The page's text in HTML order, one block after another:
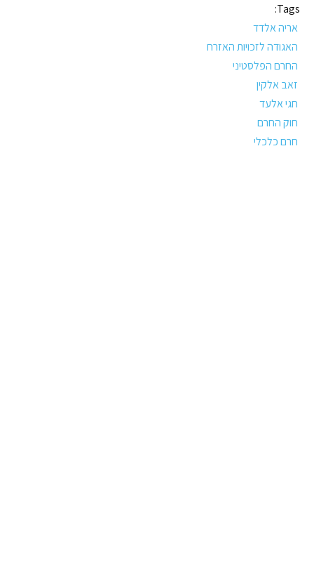
Tags:
אריה אלדד
האגודה לזכויות האזרח
החרם הפלסטיני
זאב אלקין
חגי אלעד
חוק החרם
חרם כלכלי